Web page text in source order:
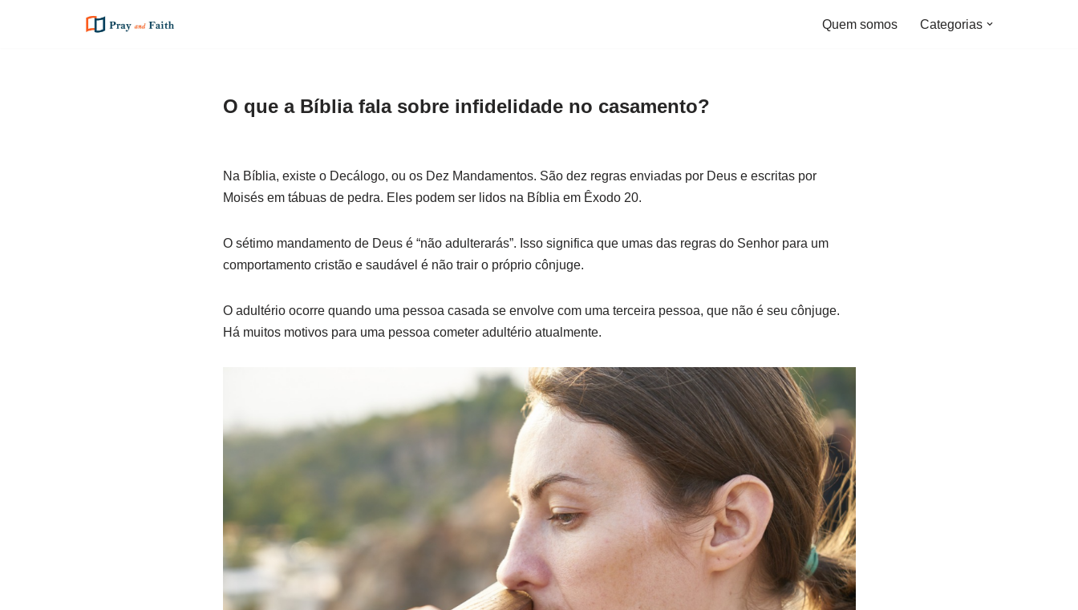
Quem somos Categorias
O que a Bíblia fala sobre infidelidade no casamento?
Na Bíblia, existe o Decálogo, ou os Dez Mandamentos. São dez regras enviadas por Deus e escritas por
Moisés em tábuas de pedra. Eles podem ser lidos na Bíblia em Êxodo 20.
O sétimo mandamento de Deus é “não adulterarás”. Isso significa que umas das regras do Senhor para um
comportamento cristão e saudável é não trair o próprio cônjuge.
O adultério ocorre quando uma pessoa casada se envolve com uma terceira pessoa, que não é seu cônjuge.
Há muitos motivos para uma pessoa cometer adultério atualmente.